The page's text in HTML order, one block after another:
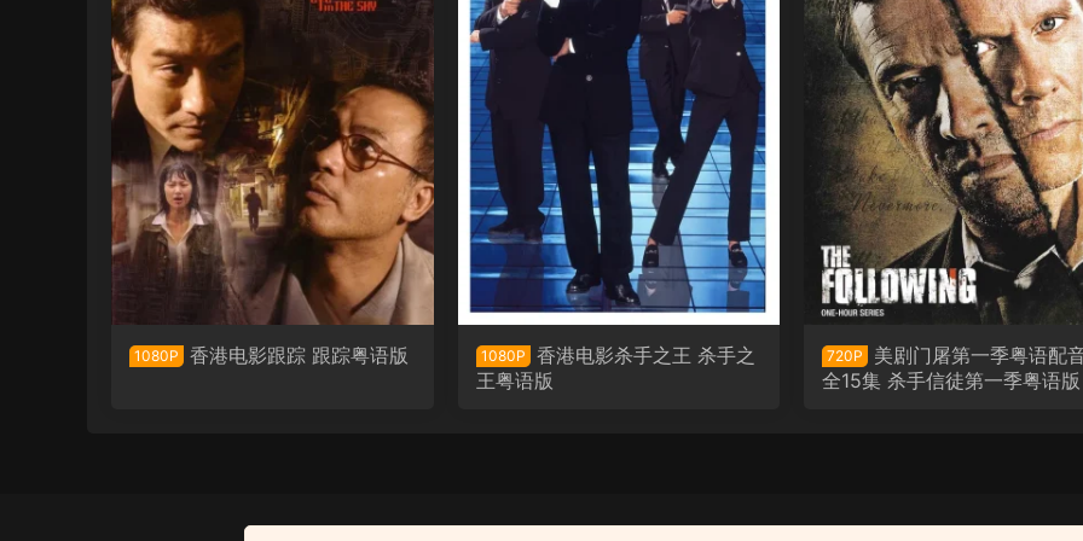
1080P 香港电影跟踪 跟踪粤语版 1080P
香港电影杀手之王 杀手之
王粤语版
720P
美剧门屠第一季粤语配
全15集 杀手信徒第一季粤语版
楂树 Under the Hawthorn T